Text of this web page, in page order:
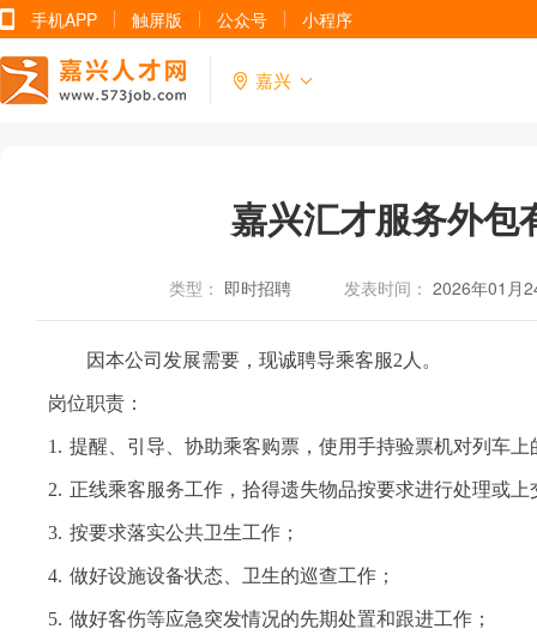
手机APP 触屏版 公众号 小程序
嘉兴
嘉兴汇才服务外包
类型： 即时招聘 发表时间： 2026年01月
因本公司发展需要，现诚聘导乘客服2 人。
岗位职责：
1. 提醒、引导、协助乘客购票，使用手持验票机对列车
2. 正线乘客服务工作，拾得遗失物品按要求进行处理或上
3. 按要求落实公共卫生工作；
4. 做好设施设备状态、卫生的巡查工作；
5. 做好客伤等应急突发情况的先期处置和跟进工作；